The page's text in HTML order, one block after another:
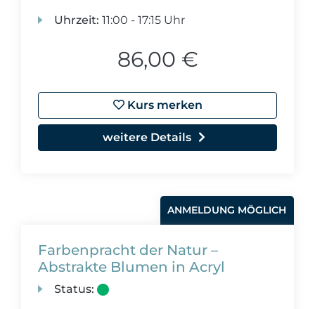
Uhrzeit: 11:00 - 17:15 Uhr
86,00 €
Kurs merken
weitere Details
ANMELDUNG MÖGLICH
Farbenpracht der Natur –
Abstrakte Blumen in Acryl
Status: